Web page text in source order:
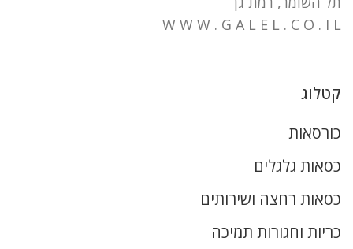
W W W . G A L E L . C O . I L
קטלוג
כורסאות
כסאות גלגלים
כסאות רחצה ושירותים
כריות וחגורות תמיכה